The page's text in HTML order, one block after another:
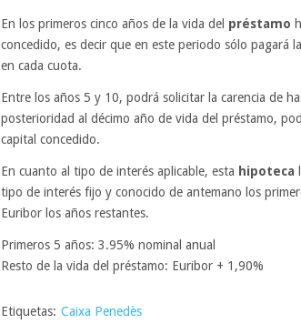
En los primeros cinco años de la vida del préstamo
concedido, es decir que en este periodo sólo pagará
en cada cuota.
Entre los años 5 y 10, podrá solicitar la carencia de
posterioridad al décimo año de vida del préstamo,
capital concedido.
En cuanto al tipo de interés aplicable, esta hipoteca
tipo de interés fijo y conocido de antemano los
Euribor los años restantes.
Primeros 5 años: 3.95% nominal anual
Resto de la vida del préstamo: Euribor + 1,90%
Etiquetas: Caixa Penedès